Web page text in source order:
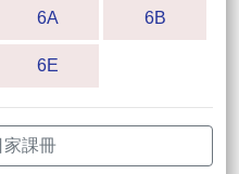
6A 6B
6E
家課冊